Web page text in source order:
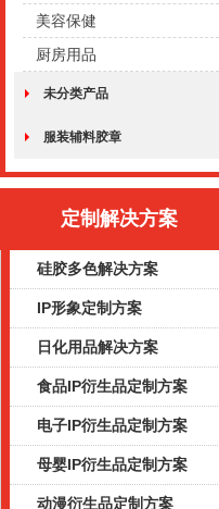
美容保健
厨房用品
未分类产品
服装辅料胶章
定制解决方案
硅胶多色解决方案
IP形象定制方案
日化用品解决方案
食品IP衍生品定制方案
电子IP衍生品定制方案
母婴IP衍生品定制方案
动漫衍生品定制方案